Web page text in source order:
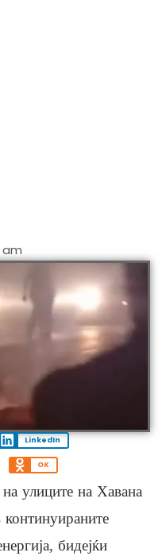
am
LinkedIn
OK
улиците на Хавана
континуираните
бидејќи